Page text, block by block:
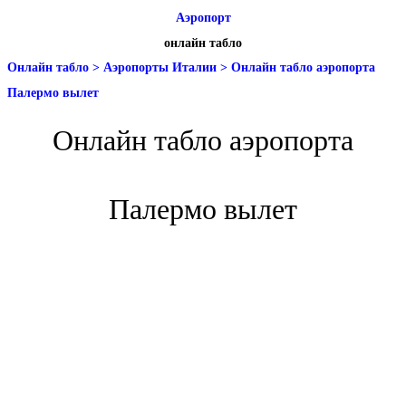
Аэропорт
онлайн табло
Онлайн табло > Аэропорты Италии > Онлайн табло аэропорта
Палермо вылет
Онлайн табло аэропорта
Палермо вылет